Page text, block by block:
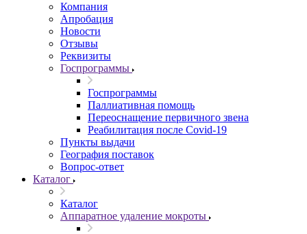
Компания
Апробация
Новости
Отзывы
Реквизиты
Госпрограммы
Госпрограммы
Паллиативная помощь
Переоснащение первичного звена
Реабилитация после Covid-19
Пункты выдачи
География поставок
Вопрос-ответ
Каталог
Каталог
Аппаратное удаление мокроты